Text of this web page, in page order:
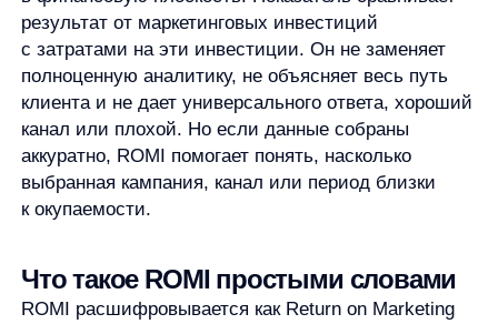
Что такое ROMI простыми словами
ROMI расшифровывается как Return on Marketing
Investment — возврат маркетинговых инвестиций.
В русскоязычных материалах показатель также
называют рентабельностью маркетинговых
инвестиций или окупаемостью маркетинговых
вложений.
Простыми словами, ROMI показывает, какой
результат бизнес получил относительно денег,
пониматься выручка, прибыль, маржинальный
доход или другой финансовый показатель, если
он выбран заранее и одинаково используется